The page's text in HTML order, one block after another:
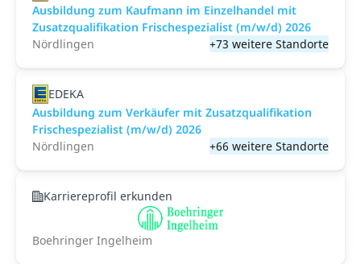
Ausbildung zum Kaufmann im Einzelhandel mit
Zusatzqualifikation Frischespezialist (m/w/d) 2026
Nördlingen
+73 weitere Standorte
EDEKA
Ausbildung zum Verkäufer mit Zusatzqualifikation
Frischespezialist (m/w/d) 2026
Nördlingen
+66 weitere Standorte
Karriereprofil erkunden
Boehringer Ingelheim